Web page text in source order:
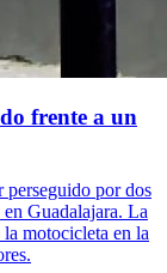
frente a un
perseguido por dos
Guadalajara. La
motocicleta en la